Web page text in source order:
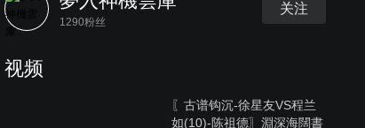
1290粉丝
关注
视频
〖古谱钩沉-徐星友VS程兰
如(10)-陈祖德〗淵深海闊書